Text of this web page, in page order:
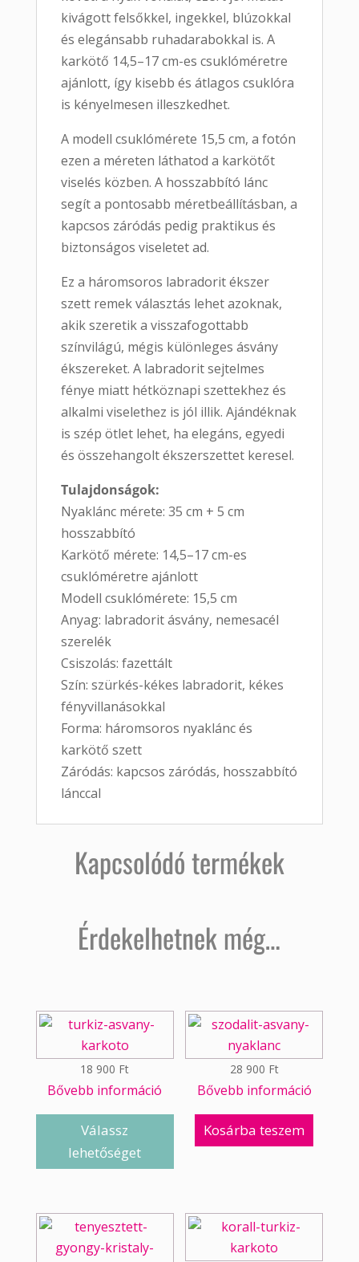
kivágott felsőkkel, ingekkel, blúzokkal
és elegánsabb ruhadarabokkal is. A
karkötő 14,5–17 cm-es csuklóméretre
ajánlott, így kisebb és átlagos csuklóra
is kényelmesen illeszkedhet.
A modell csuklómérete 15,5 cm, a fotón
ezen a méreten láthatod a karkötőt
viselés közben. A hosszabbító lánc
segít a pontosabb méretbeállításban, a
kapcsos záródás pedig praktikus és
biztonságos viseletet ad.
Ez a háromsoros labradorit ékszer
szett remek választás lehet azoknak,
akik szeretik a visszafogottabb
színvilágú, mégis különleges ásvány
ékszereket. A labradorit sejtelmes
fénye miatt hétköznapi szettekhez és
alkalmi viselethez is jól illik. Ajándéknak
is szép ötlet lehet, ha elegáns, egyedi
és összehangolt ékszerszettet keresel.
Tulajdonságok:
Nyaklánc mérete: 35 cm + 5 cm
hosszabbító
Karkötő mérete: 14,5–17 cm-es
csuklóméretre ajánlott
Modell csuklómérete: 15,5 cm
Anyag: labradorit ásvány, nemesacél
szerelék
Csiszolás: fazettált
Szín: szürkés-kékes labradorit, kékes
fényvillanásokkal
Forma: háromsoros nyaklánc és
karkötő szett
Záródás: kapcsos záródás, hosszabbító
lánccal
Kapcsolódó termékek
Érdekelhetnek még…
18 900 Ft
Bővebb információ
Válassz
lehetőséget
28 900 Ft
Bővebb információ
Kosárba teszem